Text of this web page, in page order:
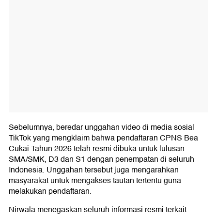
Sebelumnya, beredar unggahan video di media sosial
TikTok yang mengklaim bahwa pendaftaran CPNS Bea
Cukai Tahun 2026 telah resmi dibuka untuk lulusan
SMA/SMK, D3 dan S1 dengan penempatan di seluruh
Indonesia. Unggahan tersebut juga mengarahkan
masyarakat untuk mengakses tautan tertentu guna
melakukan pendaftaran.
Nirwala menegaskan seluruh informasi resmi terkait